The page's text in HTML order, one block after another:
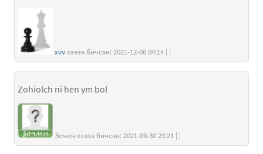
xvv хэзээ бичсэн: 2021-12-06 04:14 | |
Zohiolch ni hen ym bol
Зочин хэзээ бичсэн: 2021-09-30 23:21 | |